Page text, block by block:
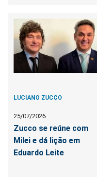
LUCIANO ZUCCO
25/07/2026
Zucco se reúne com
Milei e dá lição em
Eduardo Leite